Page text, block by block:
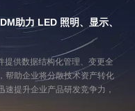
助力 LED 照明、显示、
提供数据结构化管理、变更全
帮助企业将分散技术资产转化
提升企业产品研发竞争力，